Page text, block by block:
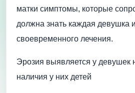
матки симптомы, которые
должна знать каждая девушка
своевременного лечения.
Эрозия выявляется у девушек
наличия у них детей